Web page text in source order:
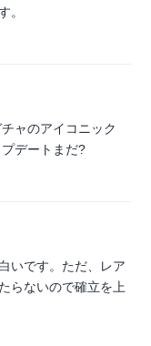
。
ャのアイコニック
デートまだ?
いです。ただ、レア
らないので確立を上